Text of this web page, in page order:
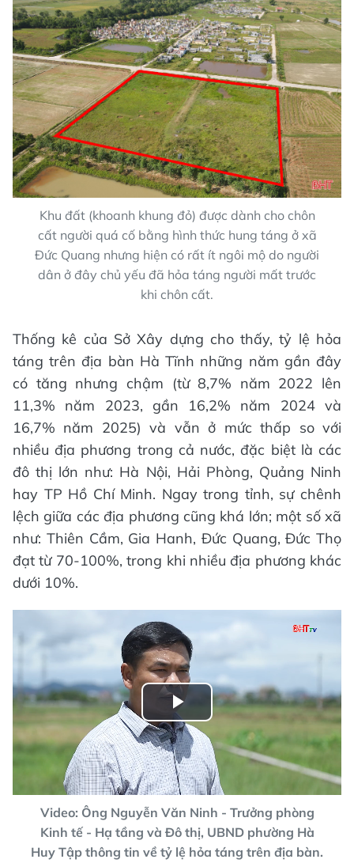
Khu đất (khoanh khung đỏ) được dành cho chôn
cất người quá cố bằng hình thức hung táng ở xã
Đức Quang nhưng hiện có rất ít ngôi mộ do người
dân ở đây chủ yếu đã hỏa táng người mất trước
khi chôn cất.
Thống kê của Sở Xây dựng cho thấy, tỷ lệ hỏa
táng trên địa bàn Hà Tĩnh những năm gần đây
có tăng nhưng chậm (từ 8,7% năm 2022 lên
11,3% năm 2023, gần 16,2% năm 2024 và
16,7% năm 2025) và vẫn ở mức thấp so với
nhiều địa phương trong cả nước, đặc biệt là các
đô thị lớn như: Hà Nội, Hải Phòng, Quảng Ninh
hay TP Hồ Chí Minh. Ngay trong tỉnh, sự chênh
lệch giữa các địa phương cũng khá lớn; một số xã
như: Thiên Cầm, Gia Hanh, Đức Quang, Đức Thọ
đạt từ 70-100%, trong khi nhiều địa phương khác
dưới 10%.
Play
Video
Video: Ông Nguyễn Văn Ninh - Trưởng phòng
Kinh tế - Hạ tầng và Đô thị, UBND phường Hà
Huy Tập thông tin về tỷ lệ hỏa táng trên địa bàn.